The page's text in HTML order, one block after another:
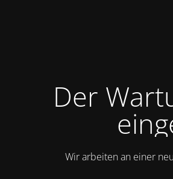
Der
Wir arbeiten an einer